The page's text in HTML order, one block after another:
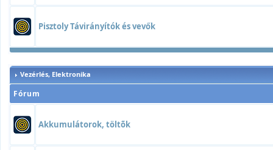
Pisztoly Távirányítók és vevők
Vezérlés, Elektronika
Fórum
Akkumulátorok, töltõk